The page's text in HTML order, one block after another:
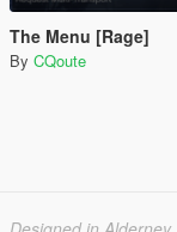
The Menu [Rage]
By CQoute